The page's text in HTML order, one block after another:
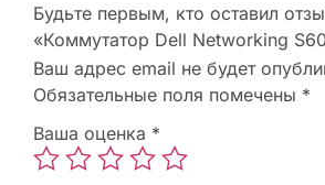
Будьте первым, кто оставил
«Коммутатор Dell Networking
Ваш адрес email не будет
Обязательные поля помечены *
Ваша оценка *